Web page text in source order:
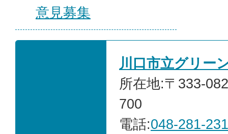
意見募集
川口市立グリー
所在地:〒333-
700
電話:048-281-